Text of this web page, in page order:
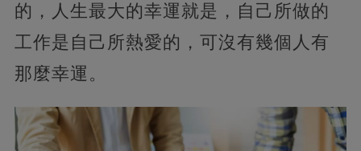
的，人生最大的幸運就是，自己所做的
工作是自己所熱愛的，可沒有幾個人有
那麼幸運。